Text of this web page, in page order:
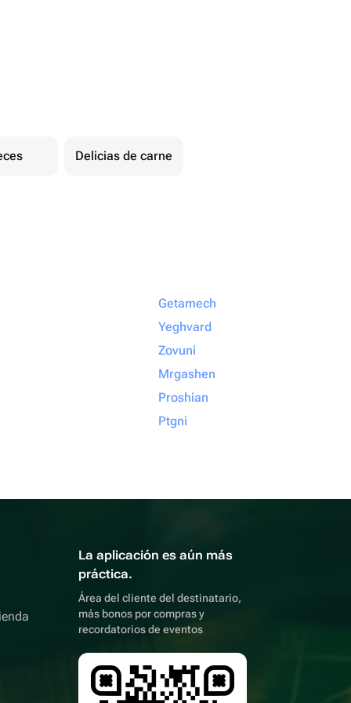
Delicias de carne
Getamech
Yeghvard
Zovuni
Mrgashen
Proshian
Ptgni
La aplicación es aún más
práctica.
Área del cliente del destinatario,
más bonos por compras y
recordatorios de eventos